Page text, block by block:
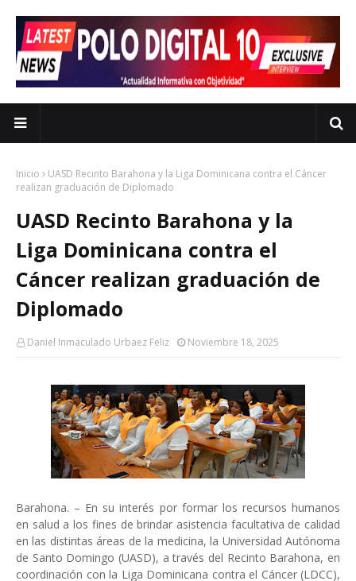
Inicio
UASD Recinto Barahona y la Liga Dominicana contra el Cáncer
realizan graduación de Diplomado
UASD Recinto Barahona y la
Liga Dominicana contra el
Cáncer realizan graduación de
Diplomado
Daniel Inmaculado Urbaez Feliz Noviembre 18, 2025
Barahona. – En su interés por formar los recursos humanos
en salud a los fines de brindar asistencia facultativa de calidad
en las distintas áreas de la medicina, la Universidad Autónoma
de Santo Domingo (UASD), a través del Recinto Barahona, en
coordinación con la Liga Dominicana contra el Cáncer (LDCC),